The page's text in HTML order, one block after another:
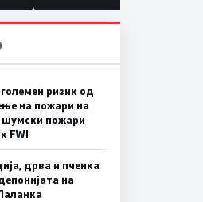
ризик од
на пожари на
шумски пожари
FWI
дрва и пченка
на